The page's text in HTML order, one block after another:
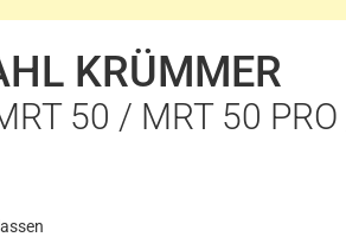
KRÜMMER
50 / MRT 50